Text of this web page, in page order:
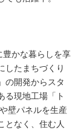
豊かな暮らしを享
したまちづくり
の開発からスタ
る現地工場「ト
壁パネルを生産
となく、住む人